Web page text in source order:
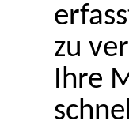
zu
Ihre